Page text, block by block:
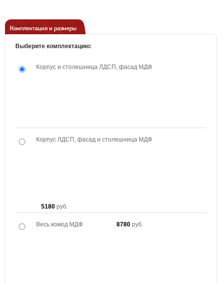
Комплектация и размеры
Выберите комплектацию:
Корпус и столешница ЛДСП, фасад МДФ
Корпус ЛДСП, фасад и столешница МДФ
5180 руб.
Весь комод МДФ 8780 руб.